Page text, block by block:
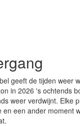
geeft de tijden weer
in 2026 's ochtends
weer verdwijnt. Elke
en een ander moment